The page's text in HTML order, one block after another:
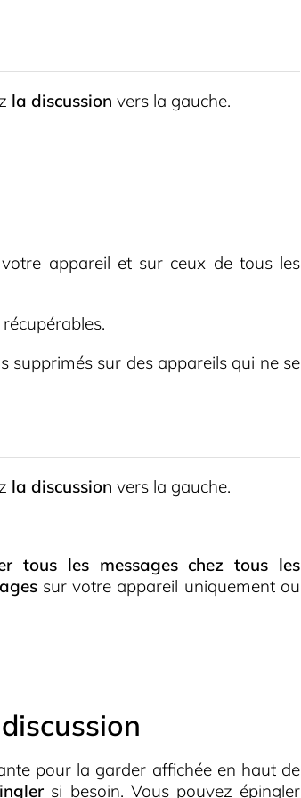
la discussion vers la gauche.
appareil et sur ceux de tous les
supprimés sur des appareils qui ne se
la discussion vers la gauche.
tous les messages chez tous les
sur votre appareil uniquement ou
pour la garder affichée en haut de
si besoin. Vous pouvez épingler